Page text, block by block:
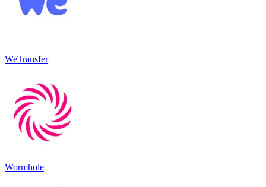
WeTransfer
Wormhole